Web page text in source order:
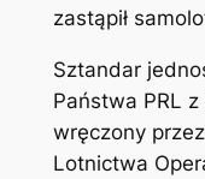
zastąpił
Sztandar
Państwa PRL z
wręczony
Lotnictwa